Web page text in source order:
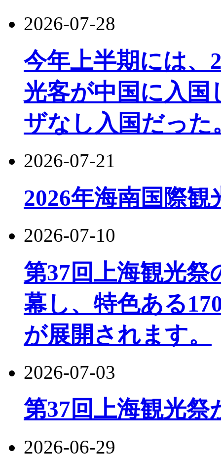
2026-07-28
今年上半期には、
光客が中国に入国
ザなし入国だった
2026-07-21
2026年海南国際
2026-07-10
第37回上海観光
幕し、特色ある
が展開されます。
2026-07-03
第37回上海観光祭
2026-06-29